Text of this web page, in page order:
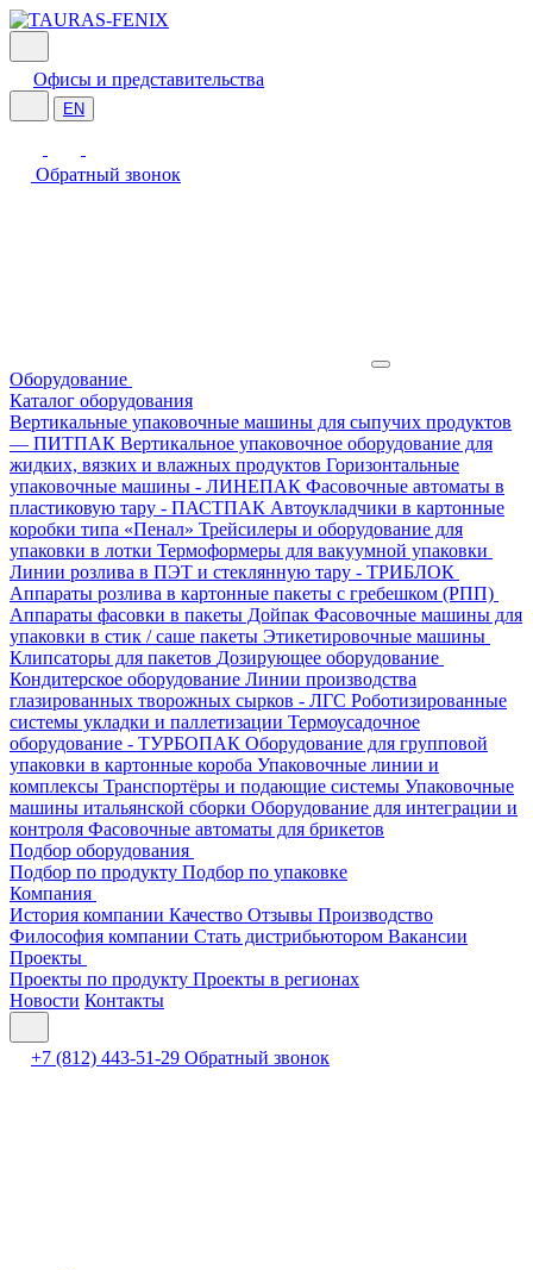
Офисы и представительства
EN
Обратный звонок
Оборудование
Каталог оборудования
Вертикальные упаковочные машины для сыпучих продуктов
— ПИТПАК Вертикальное упаковочное оборудование для
жидких, вязких и влажных продуктов Горизонтальные
упаковочные машины - ЛИНЕПАК Фасовочные автоматы в
пластиковую тару - ПАСТПАК Автоукладчики в картонные
коробки типа «Пенал» Трейсилеры и оборудование для
упаковки в лотки Термоформеры для вакуумной упаковки
Линии розлива в ПЭТ и стеклянную тару - ТРИБЛОК
Аппараты розлива в картонные пакеты с гребешком (РПП)
Аппараты фасовки в пакеты Дойпак Фасовочные машины для
упаковки в стик / саше пакеты Этикетировочные машины
Клипсаторы для пакетов Дозирующее оборудование
Кондитерское оборудование Линии производства
глазированных творожных сырков - ЛГС Роботизированные
системы укладки и паллетизации Термоусадочное
оборудование - ТУРБОПАК Оборудование для групповой
упаковки в картонные короба Упаковочные линии и
комплексы Транспортёры и подающие системы Упаковочные
машины итальянской сборки Оборудование для интеграции и
контроля Фасовочные автоматы для брикетов
Подбор оборудования
Подбор по продукту Подбор по упаковке
Компания
История компании Качество Отзывы Производство
Философия компании Стать дистрибьютором Вакансии
Проекты
Проекты по продукту Проекты в регионах
Новости Контакты
+7 (812) 443-51-29 Обратный звонок